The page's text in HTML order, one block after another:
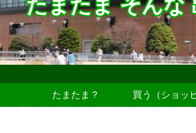
たまたま？ 買う（ショッ